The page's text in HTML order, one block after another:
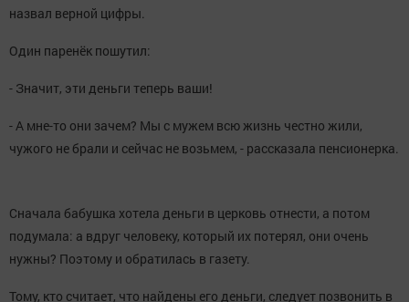
назвал верной цифры.
Один паренёк пошутил:
- Значит, эти деньги теперь ваши!
- А мне-то они зачем? Мы с мужем всю жизнь честно жили,
чужого не брали и сейчас не возьмем, - рассказала пенсионерка.
Сначала бабушка хотела деньги в церковь отнести, а потом
подумала: а вдруг человеку, который их потерял, они очень
нужны? Поэтому и обратилась в газету.
Тому, кто считает, что найдены его деньги, следует позвонить в